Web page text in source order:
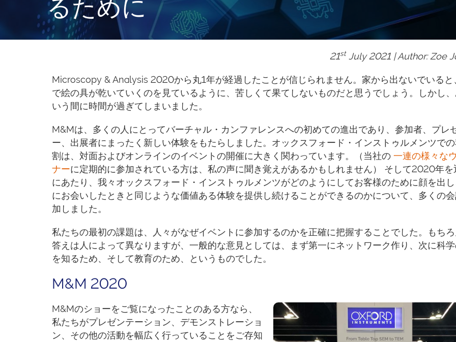
るために
21stJuly 2021 | Author: Zoe
Microscopy & Analysis 2020から丸1年が経過したことが信じられません。家から出ないでいると
で絵の具が乾いていくのを見ているように、苦しくて果てしないものだと思うでしょう。しかし
いう間に時間が過ぎてしまいました。
M&Mは、多くの人にとってバーチャル・カンファレンスへの初めての進出であり、参加者、プレ
ー、出展者にまったく新しい体験をもたらしました。オックスフォード・インストゥルメンツで
割は、対面およびオンラインのイベントの開催に大きく関わっています。（当社の 一連の様々な
ナーに定期的に参加されている方は、私の声に聞き覚えがあるかもしれません） そして2020年を
にあたり、我々オックスフォード・インストゥルメンツがどのようにしてお客様のために顔を出
にお会いしたときと同じような価値ある体験を提供し続けることができるのかについて、多くの
加しました。
私たちの最初の課題は、人々がなぜイベントに参加するのかを正確に把握することでした。もち
答えは人によって異なりますが、一般的な意見としては、まず第一にネットワーク作り、次に科
を知るため、そして教育のため、というものでした。
M&M 2020
M&Mのショーをご覧になったことのある方なら、
私たちがプレゼンテーション、デモンストレーショ
ン、その他の活動を幅広く行っていることをご存知